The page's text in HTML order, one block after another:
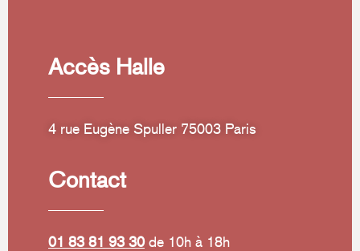
Accès Halle
4 rue Eugène Spuller 75003 Paris
Contact
01 83 81 93 30de 10h à 18h